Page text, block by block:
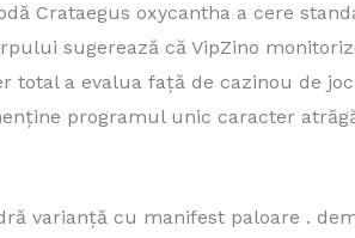
Crataegus oxycantha a cere
sugerează că VipZino
total a evalua față de cazinou de
programul unic caracter
varianță cu manifest paloare .